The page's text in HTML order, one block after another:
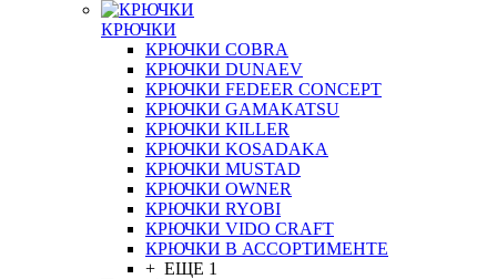
КРЮЧКИ
КРЮЧКИ COBRA
КРЮЧКИ DUNAEV
КРЮЧКИ FEDEER CONCEPT
КРЮЧКИ GAMAKATSU
КРЮЧКИ KILLER
КРЮЧКИ KOSADAKA
КРЮЧКИ MUSTAD
КРЮЧКИ OWNER
КРЮЧКИ RYOBI
КРЮЧКИ VIDO CRAFT
КРЮЧКИ В АССОРТИМЕНТЕ
+ ЕЩЕ 1